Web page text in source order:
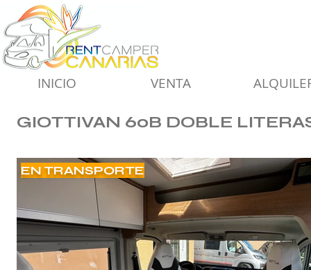
INICIO VENTA
GIOTTIVAN 60B DOBLE
EN TRANSPORTE